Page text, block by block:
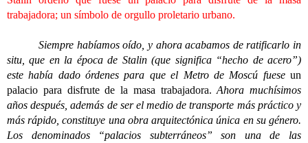
trabajadora; un símbolo de orgullo proletario urbano.
Siempre habíamos oído, y ahora acabamos de ratificarlo in
situ, que en la época de Stalin (que significa “hecho de acero”)
este había dado órdenes para que el Metro de Moscú fuese un
palacio para disfrute de la masa trabajadora. Ahora muchísimos
años después, además de ser el medio de transporte más práctico y
más rápido, constituye una obra arquitectónica única en su género.
Los denominados “palacios subterráneos” son una de las